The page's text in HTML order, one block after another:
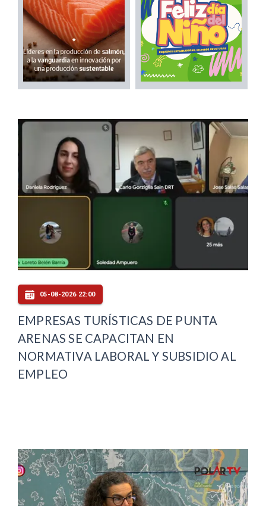
05-08-2026 22:00
EMPRESAS TURÍSTICAS DE PUNTA
ARENAS SE CAPACITAN EN
NORMATIVA LABORAL Y SUBSIDIO AL
EMPLEO